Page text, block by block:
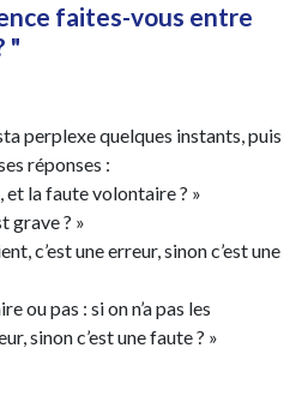
faites-vous entre
"
perplexe quelques instants, puis
réponses :
et la faute volontaire ? »
grave ? »
c’est une erreur, sinon c’est une
ou pas : si on n’a pas les
sinon c’est une faute ? »